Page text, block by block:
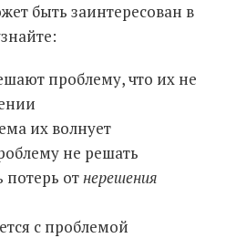
быть заинтересован в
проблему, что их не
их волнует
не решать
потерь отнерешения
с проблемой